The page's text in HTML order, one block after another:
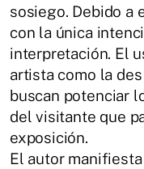
sosiego. Debido a
con la única
interpretación. El
artista como la
buscan potenciar
del visitante que
exposición.
El autor